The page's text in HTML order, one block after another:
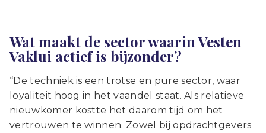
Wat maakt de sector waarin Vesten
Vaklui actief is bijzonder?
“De techniek is een trotse en pure sector, waar
loyaliteit hoog in het vaandel staat. Als relatieve
nieuwkomer kostte het daarom tijd om het
vertrouwen te winnen. Zowel bij opdrachtgevers